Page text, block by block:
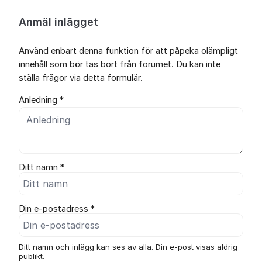
Anmäl inlägget
Använd enbart denna funktion för att påpeka olämpligt
innehåll som bör tas bort från forumet. Du kan inte
ställa frågor via detta formulär.
Anledning *
Ditt namn *
Din e-postadress *
Ditt namn och inlägg kan ses av alla. Din e-post visas aldrig
publikt.